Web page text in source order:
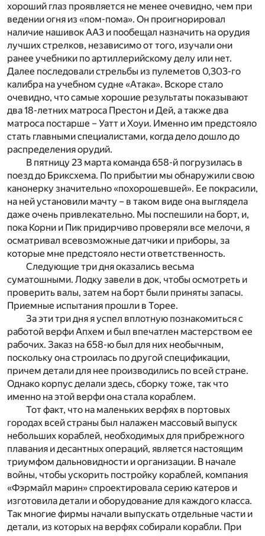
хороший глаз проявляется не менее очевидно, чем при
ведении огня из «пом-пома». Он проигнорировал
наличие нашивок АА3 и пообещал назначить на орудия
лучших стрелков, независимо от того, изучали они
ранее учебники по артиллерийскому делу или нет.
Далее последовали стрельбы из пулеметов 0,303-го
калибра на учебном судне «Атака». Вскоре стало
очевидно, что самые хорошие результаты показывают
два 18-летних матроса Престон и Дей, а также два
матроса постарше – Уатт и Хоуи. Именно им предстояло
стать главными специалистами, когда дело дошло до
распределения орудий.
В пятницу 23 марта команда 658-й погрузилась в
поезд до Бриксхема. По прибытии мы обнаружили свою
канонерку значительно «похорошевшей». Ее покрасили,
на ней установили мачту – в таком виде она выглядела
даже очень привлекательно. Мы поспешили на борт, и,
пока Корни и Пик придирчиво проверяли все мелочи, я
осматривал всевозможные датчики и приборы, за
которые мне предстояло нести ответственность.
Следующие три дня оказались весьма
суматошными. Лодку завели в док, чтобы осмотреть и
проверить валы, затем на борт были приняты запасы.
Приемные испытания прошли в Торее.
За эти три дня я успел вплотную познакомиться с
работой верфи Апхем и был впечатлен мастерством ее
рабочих. Заказ на 658-ю был для них необычным,
поскольку она строилась по другой спецификации,
причем детали для нее производились по всей стране.
Однако корпус делали здесь, сборку тоже, так что
именно на этой верфи она стала кораблем.
Тот факт, что на маленьких верфях в портовых
городах всей страны был налажен массовый выпуск
небольших кораблей, необходимых для прибрежного
плавания и десантных операций, является настоящим
триумфом дальновидности и организации. В начале
войны, чтобы ускорить постройку кораблей, компания
«Фэрмайл марин» спроектировала серию катеров и
изготовила детали и оборудование для каждого класса.
Так многие фирмы начали выпускать отдельные части и
детали, из которых на верфях собирали корабли. При